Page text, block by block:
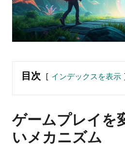
目次 インデックスを表示
ゲームプレイを
いメカニズム